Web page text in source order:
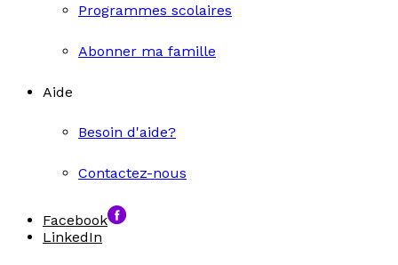
Programmes scolaires
Abonner ma famille
Aide
Besoin d'aide?
Contactez-nous
Facebook
LinkedIn